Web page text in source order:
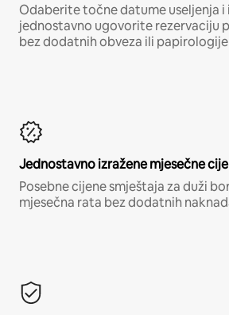
Odaberite točne datume useljenja i
jednostavno ugovorite rezervaciju
bez dodatnih obveza ili
Jednostavno izražene mjesečne
Posebne cijene smještaja za duži
mjesečna rata bez dodatnih